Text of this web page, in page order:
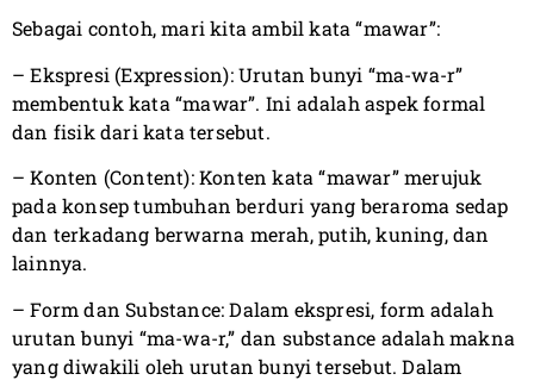
Sebagai contoh, mari kita ambil kata “mawar”:
– Ekspresi (Expression): Urutan bunyi “ma-wa-r”
membentuk kata “mawar”. Ini adalah aspek formal
dan fisik dari kata tersebut.
– Konten (Content): Konten kata “mawar” merujuk
pada konsep tumbuhan berduri yang beraroma sedap
dan terkadang berwarna merah, putih, kuning, dan
lainnya.
– Form dan Substance: Dalam ekspresi, form adalah
urutan bunyi “ma-wa-r,” dan substance adalah makna
yang diwakili oleh urutan bunyi tersebut. Dalam